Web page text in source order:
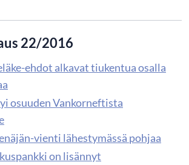
22/2016
ehdot alkavat tiukentua osalla
osuuden Vankorneftista
vienti lähestymässä pohjaa
on lisännyt